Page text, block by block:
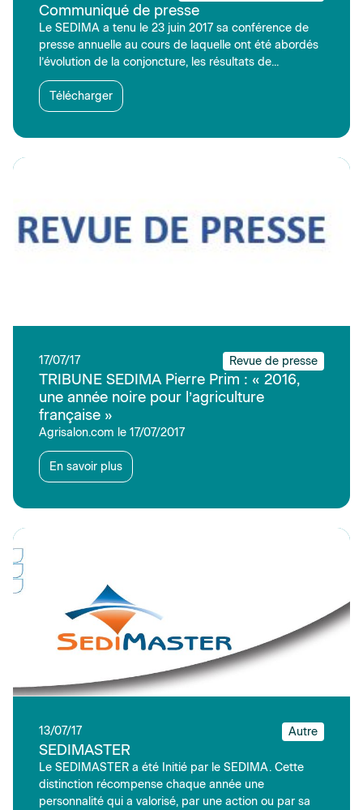
Communiqué de presse
Le SEDIMA a tenu le 23 juin 2017 sa conférence de
presse annuelle au cours de laquelle ont été abordés
l’évolution de la conjoncture, les résultats de...
Télécharger
17/07/17 Revue de presse
TRIBUNE SEDIMA Pierre Prim : « 2016,
une année noire pour l’agriculture
française »
Agrisalon.com le 17/07/2017
En savoir plus
13/07/17 Autre
SEDIMASTER
Le SEDIMASTER a été Initié par le SEDIMA. Cette
distinction récompense chaque année une
personnalité qui a valorisé, par une action ou par sa